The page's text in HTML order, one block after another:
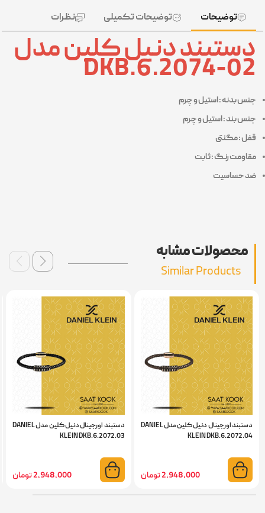
توضیحات توضیحات تکمیلی نظرات
دستبند دنیل کلین مدل
DKB.6.2074-02
جنس بدنه : استیل و چرم
جنس بند : استیل و چرم
قفل : مگنتی
مقاومت رنگ : ثابت
ضد حساسیت
محصولات مشابه
Similar Products
دستبند اورجینال دنیل کلین مدل DANIEL
KLEIN DKB.6.2072.04
2,948,000 تومان
دستبند اورجینال دنیل کلین مدل DANIEL
KLEIN DKB.6.2072.03
2,948,000 تومان